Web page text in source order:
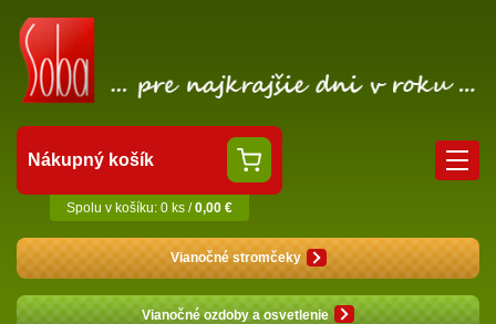
Nákupný košík
Spolu v košíku: 0 ks /0,00 €
Vianočné stromčeky
Vianočné ozdoby a osvetlenie